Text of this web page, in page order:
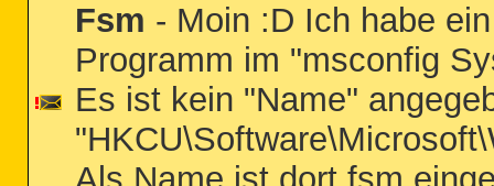
Fsm - Moin :D Ich habe
Programm im "msconfig
Es ist kein "Name"